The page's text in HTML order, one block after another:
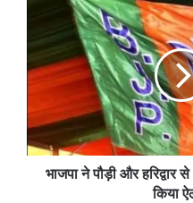
भाजपा ने पौड़ी और हरिद्वार
किया